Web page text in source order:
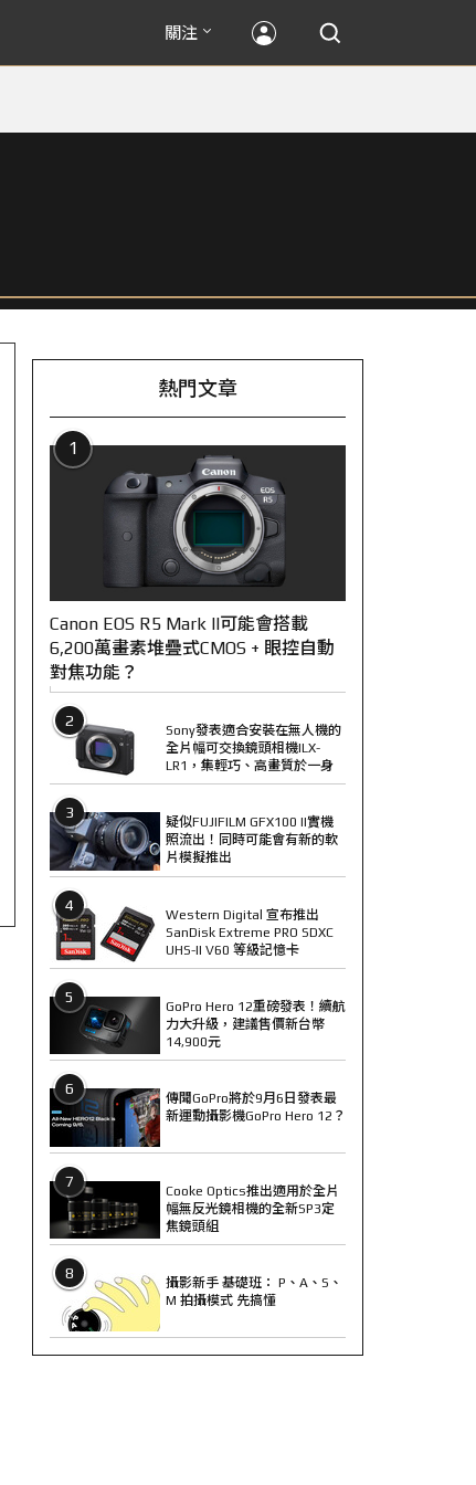
關注
熱門文章
1
Canon EOS R5 Mark II可能會搭載
6,200萬畫素堆疊式CMOS + 眼控自動
對焦功能？
2
Sony發表適合安裝在無人機的
全片幅可交換鏡頭相機ILX-
LR1，集輕巧、高畫質於一身
3
疑似FUJIFILM GFX100 II實機
照流出！同時可能會有新的軟
片模擬推出
4
Western Digital 宣布推出
SanDisk Extreme PRO SDXC
UHS-II V60 等級記憶卡
5
GoPro Hero 12重磅發表！續航
力大升級，建議售價新台幣
14,900元
6
傳聞GoPro將於9月6日發表最
新運動攝影機GoPro Hero 12？
7
Cooke Optics推出適用於全片
幅無反光鏡相機的全新SP3定
焦鏡頭組
8
攝影新手 基礎班： P、A、S、
M 拍攝模式 先搞懂